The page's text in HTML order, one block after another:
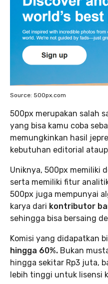
Source: 500px.com
500px merupakan salah
yang bisa kamu coba
memungkinkan hasil
kebutuhan editorial
Uniknya, 500px memiliki
serta memiliki fitur
500px juga mempunyai
karya dari kontributor
sehingga bisa bersaing
Komisi yang didapatkan
hingga 60%. Bukan
hingga sekitar Rp3 juta,
lebih tinggi untuk lisensi